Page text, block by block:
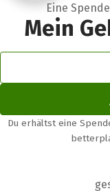
Eine
Mein
Du erhältst eine